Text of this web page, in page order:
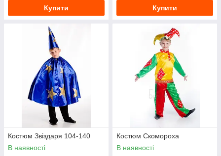
Купити Купити
Костюм Звіздаря 104-140
В наявності
Костюм Скомороха
В наявності